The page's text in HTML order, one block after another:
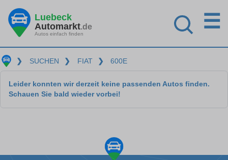
Luebeck
Automarkt.de
Autos einfach finden
☰
❯ SUCHEN ❯ FIAT ❯ 600E
Leider konnten wir derzeit keine passenden Autos finden.
Schauen Sie bald wieder vorbei!